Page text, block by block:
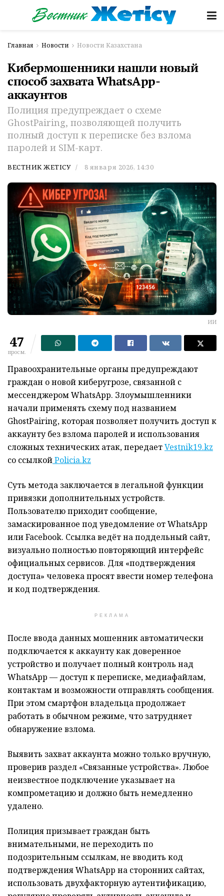
Главная Новости Новости Казахстана
Кибермошенники нашли новый
способ захвата WhatsApp-
аккаунтов
Полиция предупреждает о схеме
GhostPairing, позволяющей получить
полный доступ к переписке без взлома
паролей и SIM-карт.
ВЕСТНИК ЖЕТІСУ 8 января 2026, 14:30
ИИ
47
просм.
Правоохранительные органы предупреждают
граждан о новой киберугрозе, связанной с
мессенджером WhatsApp. Злоумышленники
начали применять схему под названием
GhostPairing, которая позволяет получить доступ к
аккаунту без взлома паролей и использования
сложных технических атак, передаетVestnik19.kz
со ссылкойPolicia.kz
Суть метода заключается в легальной функции
привязки дополнительных устройств.
Пользователю приходит сообщение,
замаскированное под уведомление от WhatsApp
или Facebook. Ссылка ведёт на поддельный сайт,
визуально полностью повторяющий интерфейс
официальных сервисов. Для «подтверждения
доступа» человека просят ввести номер телефона
и код подтверждения.
РЕКЛАМА
После ввода данных мошенник автоматически
подключается к аккаунту как доверенное
устройство и получает полный контроль над
WhatsApp — доступ к переписке, медиафайлам,
контактам и возможности отправлять сообщения.
При этом смартфон владельца продолжает
работать в обычном режиме, что затрудняет
обнаружение взлома.
Выявить захват аккаунта можно только вручную,
проверив раздел «Связанные устройства». Любое
неизвестное подключение указывает на
компрометацию и должно быть немедленно
удалено.
Полиция призывает граждан быть
внимательными, не переходить по
подозрительным ссылкам, не вводить код
подтверждения WhatsApp на сторонних сайтах,
использовать двухфакторную аутентификацию,